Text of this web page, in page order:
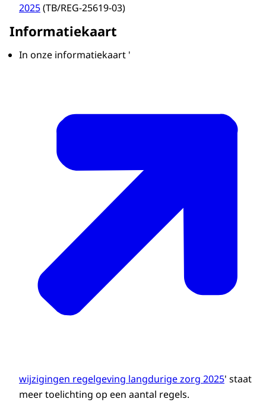
2025(TB/REG-25619-03)
Informatiekaart
In onze informatiekaart '
wijzigingen regelgeving langdurige zorg 2025' staat
meer toelichting op een aantal regels.